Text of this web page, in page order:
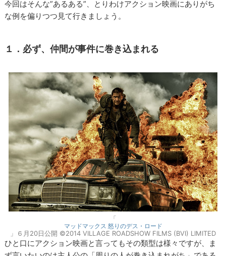
今回はそんな”あるある”、とりわけアクション映画にありがち
な例を偏りつつ見て行きましょう。
１．必ず、仲間が事件に巻き込まれる
「
マッドマックス 怒りのデス・ロード
」６月20日公開 ©2014 VILLAGE ROADSHOW FILMS (BVI) LIMITED
ひと口にアクション映画と言ってもその類型は様々ですが、ま